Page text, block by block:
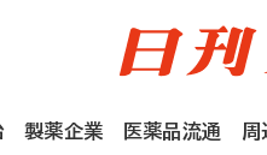
製薬企業 医薬品流通 周